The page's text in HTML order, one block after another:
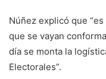
Núñez explicó que
que se vayan
día se monta la
Electorales”.